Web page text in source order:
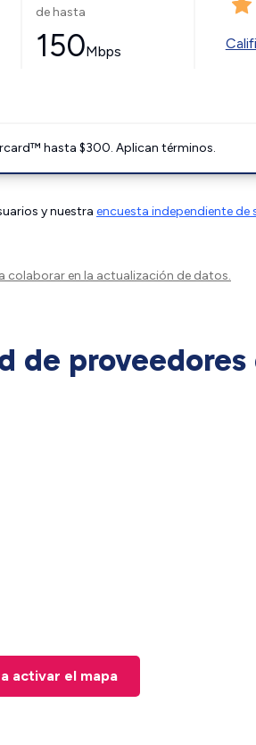
de hasta
150Mbps
hasta $300. Aplican términos.
y nuestra encuesta independiente de
colaborar en la actualización de datos.
de proveedores
activar el mapa